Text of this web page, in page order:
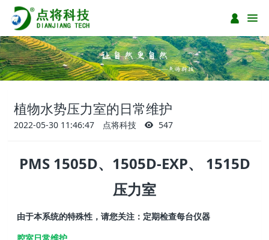
植物水势压力室的日常维护
2022-05-30 11:46:47 点将科技 547
PMS 1505D、1505D-EXP、 1515D
压力室
由于本系统的特殊性，请您关注：定期检查每台仪器